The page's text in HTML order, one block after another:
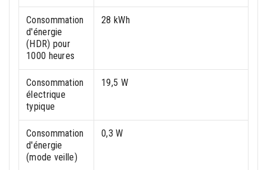
Consommation
d'énergie
(HDR) pour
1000 heures
28 kWh
Consommation
électrique
typique
19,5 W
Consommation
d'énergie
(mode veille)
0,3 W